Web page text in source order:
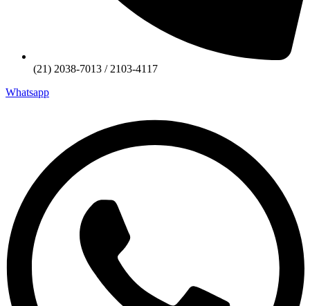
(21) 2038-7013 / 2103-4117
Whatsapp